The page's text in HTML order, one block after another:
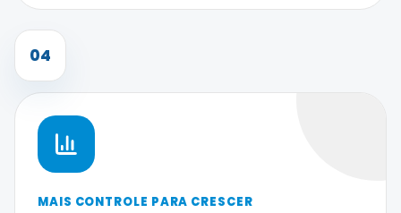
04
MAIS CONTROLE PARA CRESCER